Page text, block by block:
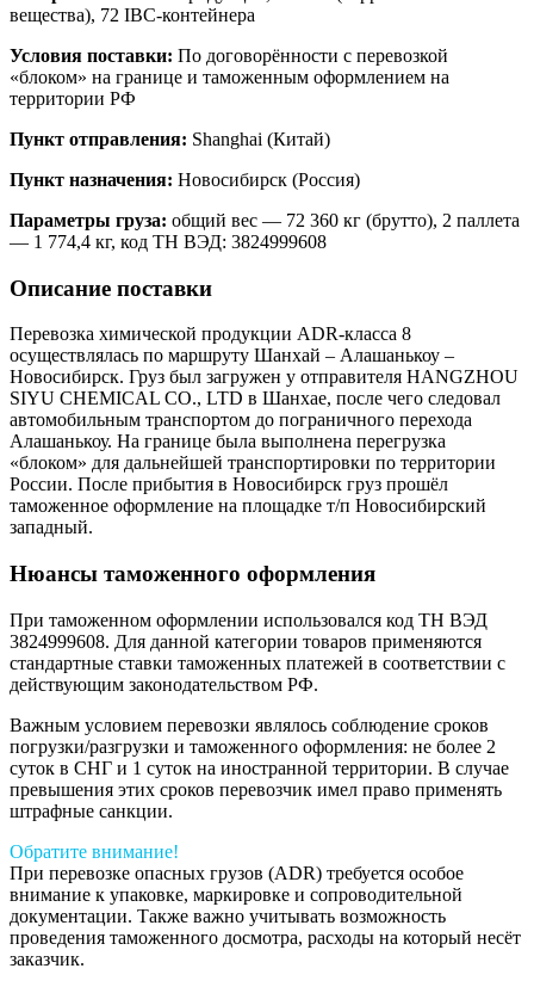
вещества), 72 IBC-контейнера
Условия поставки: По договорённости с перевозкой
«блоком» на границе и таможенным оформлением на
территории РФ
Пункт отправления: Shanghai (Китай)
Пункт назначения: Новосибирск (Россия)
Параметры груза: общий вес — 72 360 кг (брутто), 2 паллета
— 1 774,4 кг, код ТН ВЭД: 3824999608
Описание поставки
Перевозка химической продукции ADR-класса 8
осуществлялась по маршруту Шанхай – Алашанькоу –
Новосибирск. Груз был загружен у отправителя HANGZHOU
SIYU CHEMICAL CO., LTD в Шанхае, после чего следовал
автомобильным транспортом до пограничного перехода
Алашанькоу. На границе была выполнена перегрузка
«блоком» для дальнейшей транспортировки по территории
России. После прибытия в Новосибирск груз прошёл
таможенное оформление на площадке т/п Новосибирский
западный.
Нюансы таможенного оформления
При таможенном оформлении использовался код ТН ВЭД
3824999608. Для данной категории товаров применяются
стандартные ставки таможенных платежей в соответствии с
действующим законодательством РФ.
Важным условием перевозки являлось соблюдение сроков
погрузки/разгрузки и таможенного оформления: не более 2
суток в СНГ и 1 суток на иностранной территории. В случае
превышения этих сроков перевозчик имел право применять
штрафные санкции.
Обратите внимание!
При перевозке опасных грузов (ADR) требуется особое
внимание к упаковке, маркировке и сопроводительной
документации. Также важно учитывать возможность
проведения таможенного досмотра, расходы на который несёт
заказчик.